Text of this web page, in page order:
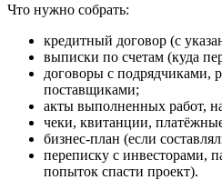
Что нужно собрать:
кредитный договор (с
выписки по счетам (куда
договоры с подрядчиками,
поставщиками;
акты выполненных работ,
чеки, квитанции,
бизнес-план (если
переписку с инвесторами,
попыток спасти проект).